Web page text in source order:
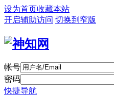
设为首页收藏本站
开启辅助访问 切换到窄版
帐号
密码
快捷导航